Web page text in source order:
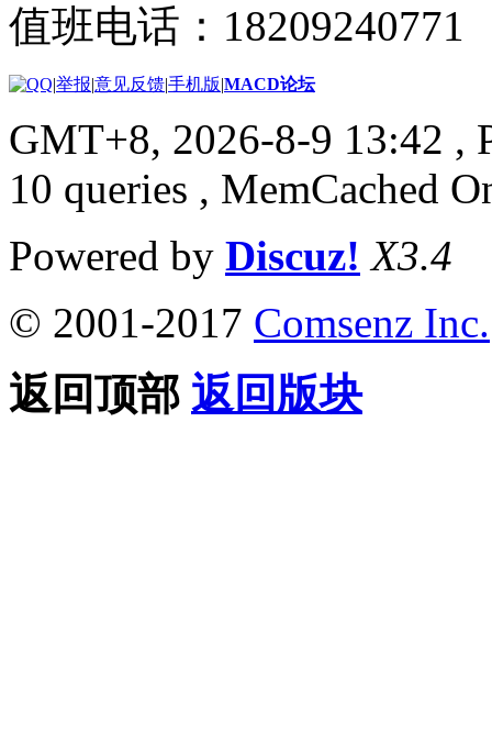
值班电话：
|举报|意见反馈|手机版|MACD论坛
GMT+8, 2026-8-9 13:42 ,
10 queries , MemCached
Powered by Discuz! X3.4
© 2001-2017 Comsenz Inc.
返回顶部 返回版块